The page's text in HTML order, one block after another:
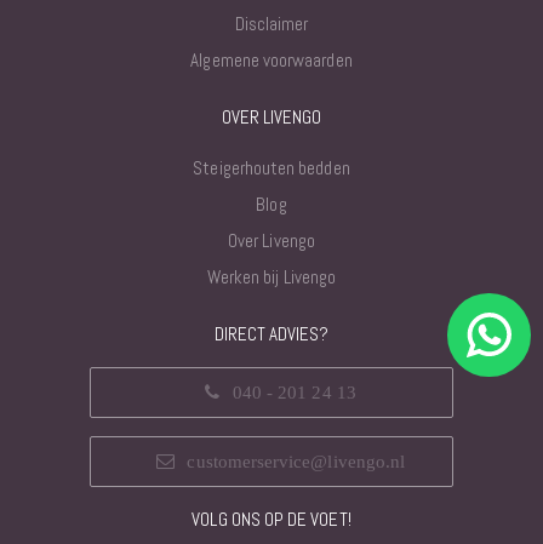
Disclaimer
Algemene voorwaarden
OVER LIVENGO
Steigerhouten bedden
Blog
Over Livengo
Werken bij Livengo
DIRECT ADVIES?
040 - 201 24 13
customerservice@livengo.nl
VOLG ONS OP DE VOET!